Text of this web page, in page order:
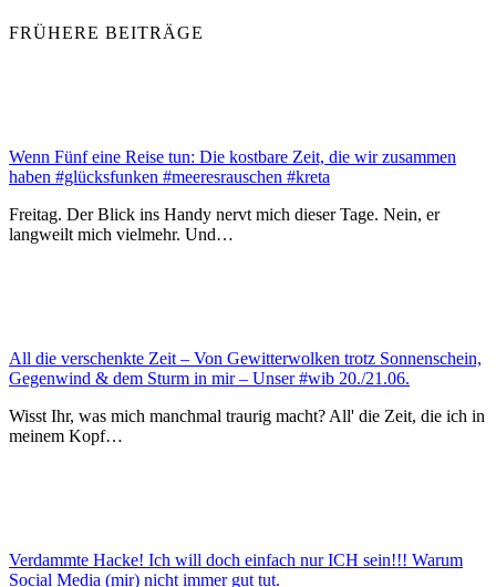
FRÜHERE BEITRÄGE
Wenn Fünf eine Reise tun: Die kostbare Zeit, die wir zusammen
haben #glücksfunken #meeresrauschen #kreta
Freitag. Der Blick ins Handy nervt mich dieser Tage. Nein, er
langweilt mich vielmehr. Und…
All die verschenkte Zeit – Von Gewitterwolken trotz Sonnenschein,
Gegenwind & dem Sturm in mir – Unser #wib 20./21.06.
Wisst Ihr, was mich manchmal traurig macht? All' die Zeit, die ich in
meinem Kopf…
Verdammte Hacke! Ich will doch einfach nur ICH sein!!! Warum
Social Media (mir) nicht immer gut tut.